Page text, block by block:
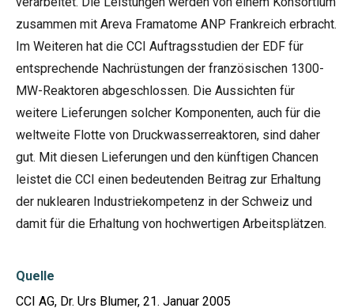
zusammen mit Areva Framatome ANP Frankreich erbracht.
Im Weiteren hat die CCI Auftragsstudien der EDF für
entsprechende Nachrüstungen der französischen 1300-
MW-Reaktoren abgeschlossen. Die Aussichten für
weitere Lieferungen solcher Komponenten, auch für die
weltweite Flotte von Druckwasserreaktoren, sind daher
gut. Mit diesen Lieferungen und den künftigen Chancen
leistet die CCI einen bedeutenden Beitrag zur Erhaltung
der nuklearen Industriekompetenz in der Schweiz und
damit für die Erhaltung von hochwertigen Arbeitsplätzen.
Quelle
CCI AG, Dr. Urs Blumer, 21. Januar 2005